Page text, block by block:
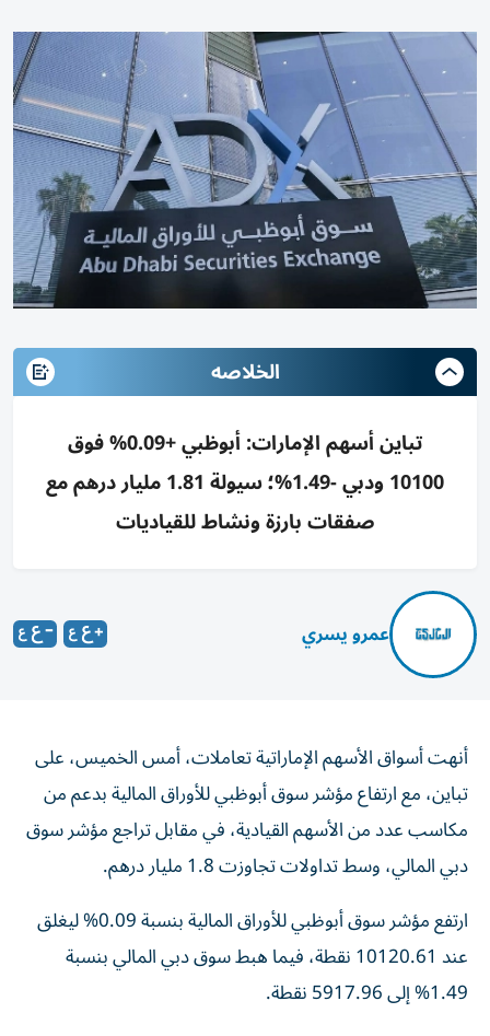
الخلاصه
تباين أسهم الإمارات: أبوظبي +0.09% فوق
10100 ودبي -1.49%؛ سيولة 1.81 مليار درهم مع
صفقات بارزة ونشاط للقياديات
عمرو يسري
أنهت أسواق الأسهم الإماراتية تعاملات، أمس الخميس، على
تباين، مع ارتفاع مؤشر سوق أبوظبي للأوراق المالية بدعم من
مكاسب عدد من الأسهم القيادية، في مقابل تراجع مؤشر سوق
دبي المالي، وسط تداولات تجاوزت 1.8 مليار درهم.
ارتفع مؤشر سوق أبوظبي للأوراق المالية بنسبة 0.09% ليغلق
عند 10120.61 نقطة، فيما هبط سوق دبي المالي بنسبة
1.49% إلى 5917.96 نقطة.